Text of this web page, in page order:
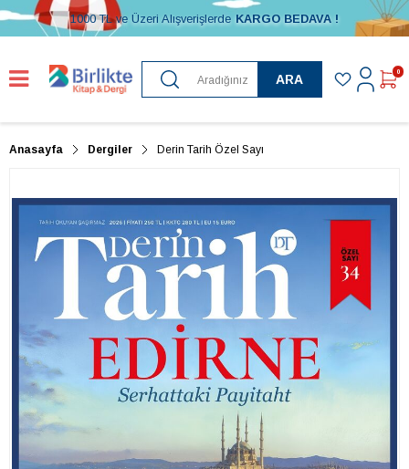
1000 TL ve Üzeri Alışverişlerde KARGO BEDAVA !
ARA
0
Anasayfa Dergiler Derin Tarih Özel Sayı